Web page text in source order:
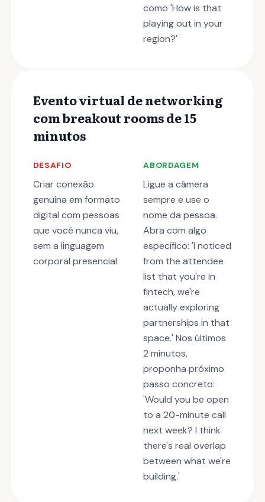
como 'How is that
playing out in your
region?'
Evento virtual de networking
com breakout rooms de 15
minutos
DESAFIO
Criar conexão
genuína em formato
digital com pessoas
que você nunca viu,
sem a linguagem
corporal presencial
ABORDAGEM
Ligue a câmera
sempre e use o
nome da pessoa.
Abra com algo
específico: 'I noticed
from the attendee
list that you're in
fintech, we're
actually exploring
partnerships in that
space.' Nos últimos
2 minutos,
proponha próximo
passo concreto:
'Would you be open
to a 20-minute call
next week? I think
there's real overlap
between what we're
building.'